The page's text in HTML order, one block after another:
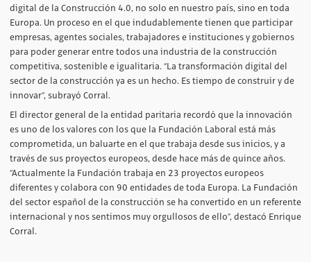
digital de la Construcción 4.0, no solo en nuestro país, sino en toda
Europa. Un proceso en el que indudablemente tienen que participar
empresas, agentes sociales, trabajadores e instituciones y gobiernos
para poder generar entre todos una industria de la construcción
competitiva, sostenible e igualitaria. “La transformación digital del
sector de la construcción ya es un hecho. Es tiempo de construir y de
innovar”, subrayó Corral.
El director general de la entidad paritaria recordó que la innovación
es uno de los valores con los que la Fundación Laboral está más
comprometida, un baluarte en el que trabaja desde sus inicios, y a
través de sus proyectos europeos, desde hace más de quince años.
“Actualmente la Fundación trabaja en 23 proyectos europeos
diferentes y colabora con 90 entidades de toda Europa. La Fundación
del sector español de la construcción se ha convertido en un referente
internacional y nos sentimos muy orgullosos de ello”, destacó Enrique
Corral.